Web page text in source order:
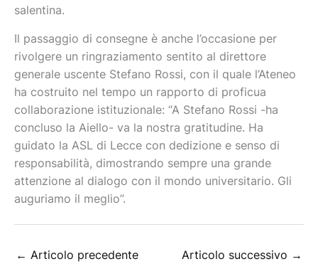
salentina.
Il passaggio di consegne è anche l’occasione per
rivolgere un ringraziamento sentito al direttore
generale uscente Stefano Rossi, con il quale l’Ateneo
ha costruito nel tempo un rapporto di proficua
collaborazione istituzionale: “A Stefano Rossi -ha
concluso la Aiello- va la nostra gratitudine. Ha
guidato la ASL di Lecce con dedizione e senso di
responsabilità, dimostrando sempre una grande
attenzione al dialogo con il mondo universitario. Gli
auguriamo il meglio”.
← Articolo precedente Articolo successivo →